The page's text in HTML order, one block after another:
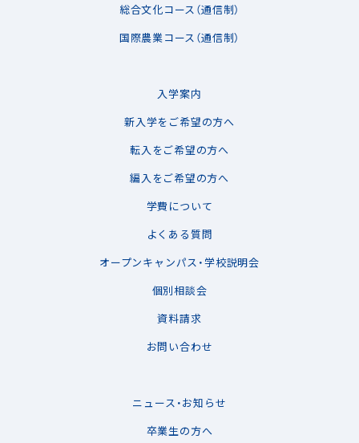
総合文化コース（通信制）
国際農業コース（通信制）
入学案内
新入学をご希望の方へ
転入をご希望の方へ
編入をご希望の方へ
学費について
よくある質問
オープンキャンパス・学校説明会
個別相談会
資料請求
お問い合わせ
ニュース・お知らせ
卒業生の方へ